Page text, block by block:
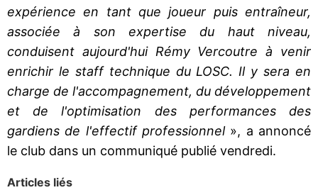
expérience en tant que joueur puis entraîneur,
associée à son expertise du haut niveau,
conduisent aujourd'hui Rémy Vercoutre à venir
enrichir le staff technique du LOSC. Il y sera en
charge de l'accompagnement, du développement
et de l'optimisation des performances des
gardiens de l'effectif professionnel », a annoncé
le club dans un communiqué publié vendredi.
Articles liés